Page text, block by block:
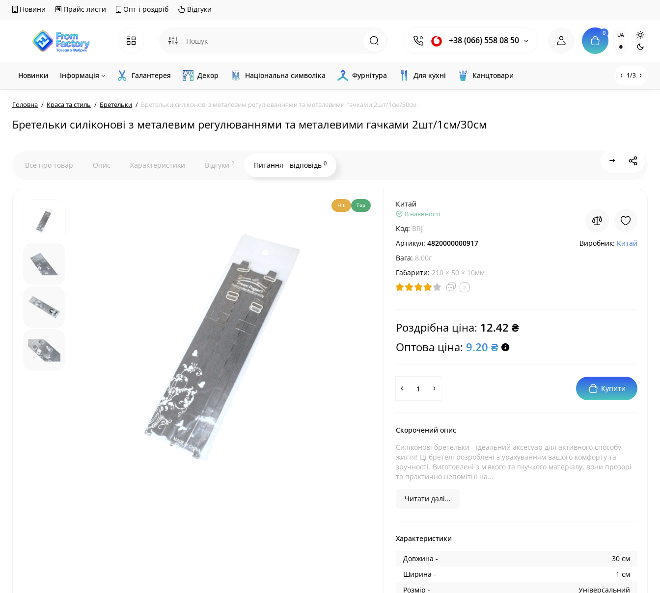
Новини Прайс листи Опт і роздріб Відгуки
+38 (066) 558 08 50
0
UA
₴
Новинки Інформація Галантерея Декор Національна символіка Фурнітура Для кухні Канцтовари 1/3
Головна Краса та стиль Бретельки Бретельки силіконові з металевим регулюваннями та металевими гачками 2шт/1см/30см
Бретельки силіконові з металевим регулюваннями та металевими гачками 2шт/1см/30см
Все про товар Опис Характеристики Відгуки 2 Питання - відповідь 0
Hit Top Китай
В наявності
Код: BRJ
Артикул: 4820000000917
Вага: 8.00г
Габарити: 210 × 50 × 10мм
2
Виробник: Китай
Роздрібна ціна: 12.42 ₴
Оптова ціна: 9.20 ₴
Купити
Скорочений опис
Силіконові бретельки - ідеальний аксесуар для активного способу
життя! Ці бретелі розроблені з урахуванням вашого комфорту та
зручності. Виготовлені з м'якого та гнучкого матеріалу, вони прозорі
та практично непомітні на...
Читати далі...
Характеристики
Довжина -
30 см
Ширина -
1 см
Розмір -
Універсальний